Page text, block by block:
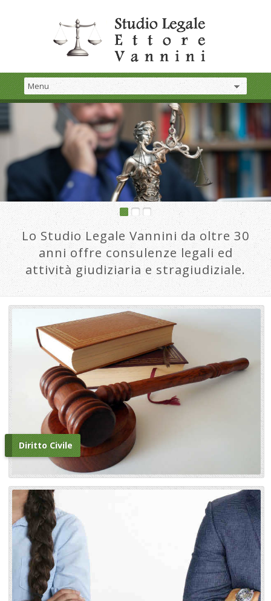
Lo Studio Legale Vannini da oltre 30
anni offre consulenze legali ed
attività giudiziaria e stragiudiziale.
Diritto Civile